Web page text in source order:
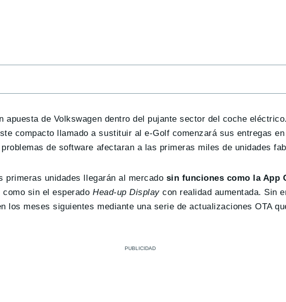
apuesta de Volkswagen dentro del pujante sector del coche eléctrico.
compacto llamado a sustituir al e-Golf comenzará sus entregas
de software afectaran a las primeras miles de unidades
primeras unidades llegarán al mercado sin funciones como la App
como sin el esperadoHead-up Displaycon realidad aumentada. Sin
los meses siguientes mediante una serie de actualizaciones OTA